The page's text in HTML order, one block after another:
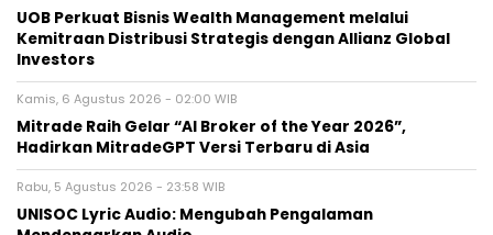
UOB Perkuat Bisnis Wealth Management melalui
Kemitraan Distribusi Strategis dengan Allianz Global
Investors
Kamis, 6 Agustus 2026 - 02:00 WIB
Mitrade Raih Gelar “AI Broker of the Year 2026”,
Hadirkan MitradeGPT Versi Terbaru di Asia
Rabu, 5 Agustus 2026 - 23:58 WIB
UNISOC Lyric Audio: Mengubah Pengalaman